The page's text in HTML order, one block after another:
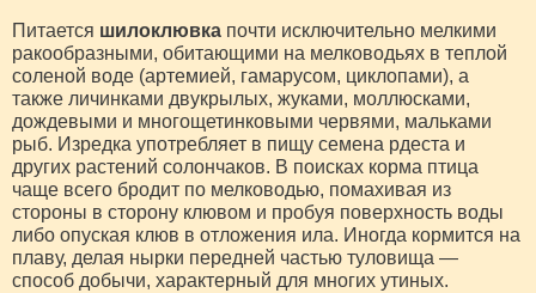
Питается шилоклювка почти исключительно мелкими
ракообразными, обитающими на мелководьях в теплой
соленой воде (артемией, гамарусом, циклопами), а
также личинками двукрылых, жуками, моллюсками,
дождевыми и многощетинковыми червями, мальками
рыб. Изредка употребляет в пищу семена рдеста и
других растений солончаков. В поисках корма птица
чаще всего бродит по мелководью, помахивая из
стороны в сторону клювом и пробуя поверхность воды
либо опуская клюв в отложения ила. Иногда кормится на
плаву, делая нырки передней частью туловища —
способ добычи, характерный для многих утиных.